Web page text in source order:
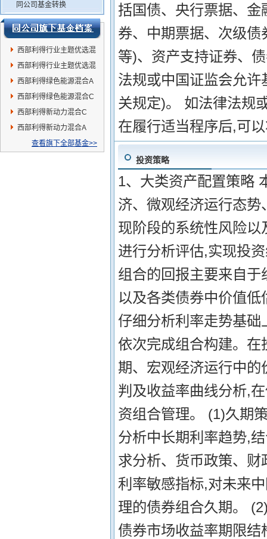
同公司基金转换
西部利得行业主题优选混
合A
西部利得行业主题优选混
合C
西部利得绿色能源混合A
西部利得绿色能源混合C
西部利得新动力混合C
西部利得新动力混合A
查看旗下全部基金>>
括国债、央行票据、
券、中期票据、次级
等)、资产支持证券、
法规或中国证监会允
关规定)。 如法律法规
在履行适当程序后,可
投资策略
1、大类资产配置策略
济、微观经济运行态
现阶段的系统性风险
进行分析评估,实现投
组合的回报主要来自
以及各类债券中价值
仔细分析利率走势基
依次完成组合构建。
期、宏观经济运行中
判及收益率曲线分析,
资组合管理。 (1)久期
分析中长期利率趋势,
求分析、货币政策、
利率敏感指标,对未来
理的债券组合久期。
债券市场收益率期限